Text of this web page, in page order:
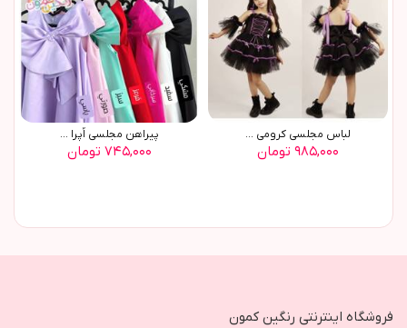
لباس مجلسی کرومی ...
۹۸۵,۰۰۰ تومان
پیراهن مجلسی اُپرا ...
۷۴۵,۰۰۰ تومان
فروشگاه اینترنتی رنگین کمون